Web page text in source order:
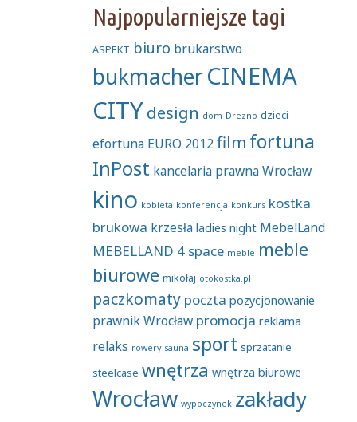
Najpopularniejsze tagi
ASPEKT biuro brukarstwo
bukmacherCINEMA
CITYdesign dom Drezno dzieci
efortuna EURO 2012film fortuna
InPost kancelaria prawna Wrocław
kino kobieta konferencja konkurs kostka
brukowa krzesła ladies night MebelLand
MEBELLAND 4 space meble meble
biurowe mikołaj otokostka.pl
paczkomaty poczta pozycjonowanie
prawnik Wrocław promocja reklama
relaks rowery sauna sport sprzatanie
steelcase wnętrza wnętrza biurowe
Wrocław wypoczynek zakłady